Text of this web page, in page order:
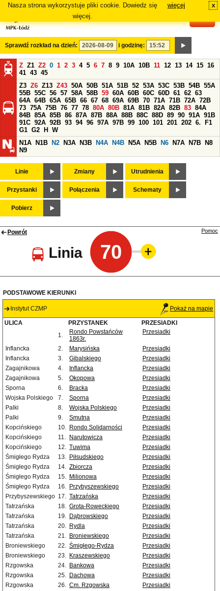
Nasza strona wykorzystuje pliki cookie. Dowiedz się
więcej.
więcej x
Sprawdź rozkład na dzień: i godzinę:
Z Z1 Z2 0 1 2 3 4 5 6 7 8 9 10A 10B 11 12 13 14 15 16
41 43 45
Z3 Z6 Z13 Z43 50A 50B 51A 51B 52 53A 53C 53B 54B 55A
55B 55C 56 57 58A 58B 59 60A 60B 60C 60D 61 62 63
64A 64B 65A 65B 66 67 68 69A 69B 70 71A 71B 72A 72B
73 75A 75B 76 77 78 80A 80B 81A 81B 82A 82B 83 84A
84B 85A 85B 86 87A 87B 88A 88B 88C 88D 89 90 91A 91B
91C 92A 92B 93 94 96 97A 97B 99 100 101 201 202 6.
F1
G1 G2 H
W
N1A
N1B N2 N3A N3B N4A N4B N5A N5B N6 N7A N7B
N8
N9
Linie Zmiany Utrudnienia
Przystanki Połączenia Schematy
Pobierz
Powrót
Linia 70
Pomoc
PODSTAWOWE KIERUNKI
Instytut CZMP Pokaż na mapie
ULICA PRZYSTANEK
PRZESIADKI
1.
Rondo Powstańców
1863r.
Przesiadki
Inflancka 2. Marysińska
Przesiadki
Inflancka
3. Gibalskiego
Przesiadki
Zagajnikowa
4. Inflancka
Przesiadki
Zagajnikowa
5. Okopowa
Przesiadki
Sporna
6. Bracka
Przesiadki
Wojska Polskiego
7. Sporna
Przesiadki
Palki
8. Wojska Polskiego
Przesiadki
Palki
9. Smutna
Przesiadki
Kopcińskiego
10. Rondo Solidarności
Przesiadki
Kopcińskiego
11. Narutowicza
Przesiadki
Kopcińskiego
12. Tuwima
Przesiadki
Śmigłego Rydza
13. Piłsudskiego
Przesiadki
Śmigłego Rydza
14. Zbiorcza
Przesiadki
Śmigłego Rydza
15. Milionowa
Przesiadki
Śmigłego Rydza
16. Przybyszewskiego
Przesiadki
Przybyszewskiego 17. Tatrzańska
Przesiadki
Tatrzańska
18. Grota-Roweckiego
Przesiadki
Tatrzańska
19. Dąbrowskiego
Przesiadki
Tatrzańska
20. Rydla
Przesiadki
Tatrzańska
21. Broniewskiego
Przesiadki
Broniewskiego
22. Śmigłego-Rydza
Przesiadki
Broniewskiego
23. Kraszewskiego
Przesiadki
Rzgowska
24. Bankowa
Przesiadki
Rzgowska
25. Dachowa
Przesiadki
Rzgowska
26. Cm. Rzgowska
Przesiadki